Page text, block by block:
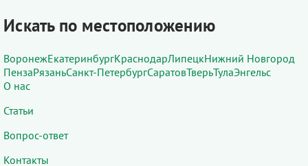
Искать по местоположению
ВоронежЕкатеринбургКраснодарЛипецкНижний Новгород
ПензаРязаньСанкт-ПетербургСаратовТверьТулаЭнгельс
О нас
Статьи
Вопрос-ответ
Контакты